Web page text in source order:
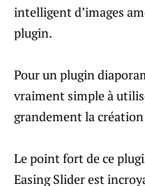
intelligent d’images
plugin.
Pour un plugin
vraiment simple à
grandement la
Le point fort de ce
Easing Slider est